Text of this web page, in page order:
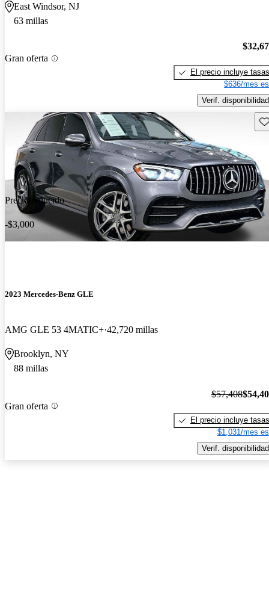
East Windsor, NJ
63 millas
Gran oferta
El precio incluye tasas
$636/mes
Verif. disponibilidad
Precio reducido
-$3,000
2023 Mercedes-Benz GLE
AMG GLE 53 4MATIC+ 42,720 millas
Brooklyn, NY
88 millas
Gran oferta
$57,408
El precio incluye tasas
$1,031/mes
Verif. disponibilidad